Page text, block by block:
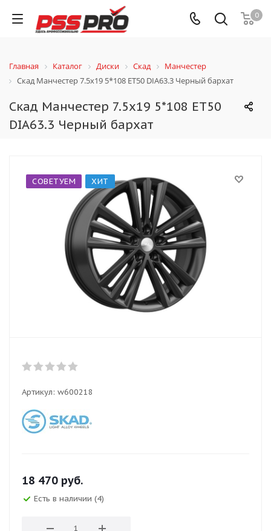
0
Главная Каталог Диски Скад
Манчестер
Скад Манчестер 7.5x19 5*108 ET50 DIA63.3 Черный бархат
Скад Манчестер 7.5x19 5*108 ET50
DIA63.3 Черный бархат
СОВЕТУЕМ ХИТ
Артикул: w600218
18 470 руб.
Есть в наличии (4)